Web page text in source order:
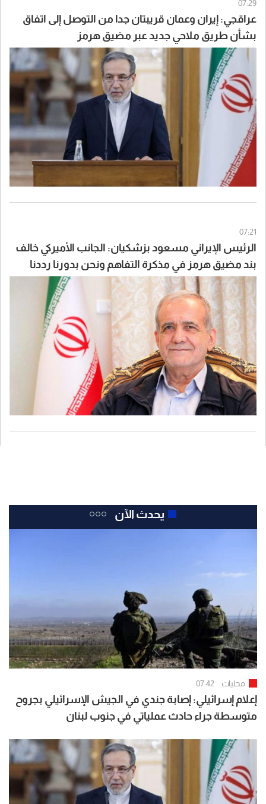
07:29
عراقجي: إيران وعمان قريبتان جدا من التوصل إلى اتفاق
بشأن طريق ملاحي جديد عبر مضيق هرمز
07:21
الرئيس الإيراني مسعود بزشكيان: الجانب الأميركي خالف
بند مضيق هرمز في مذكرة التفاهم ونحن بدورنا رددنا
عليهم
يحدث الآن
محليات 07:42
إعلام إسرائيلي: إصابة جندي في الجيش الإسرائيلي بجروح
متوسطة جراء حادث عملياتي في جنوب لبنان